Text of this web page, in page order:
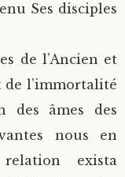
Ses disciples
de l’Ancien et
de l’immortalité
des âmes des
nous en
exista